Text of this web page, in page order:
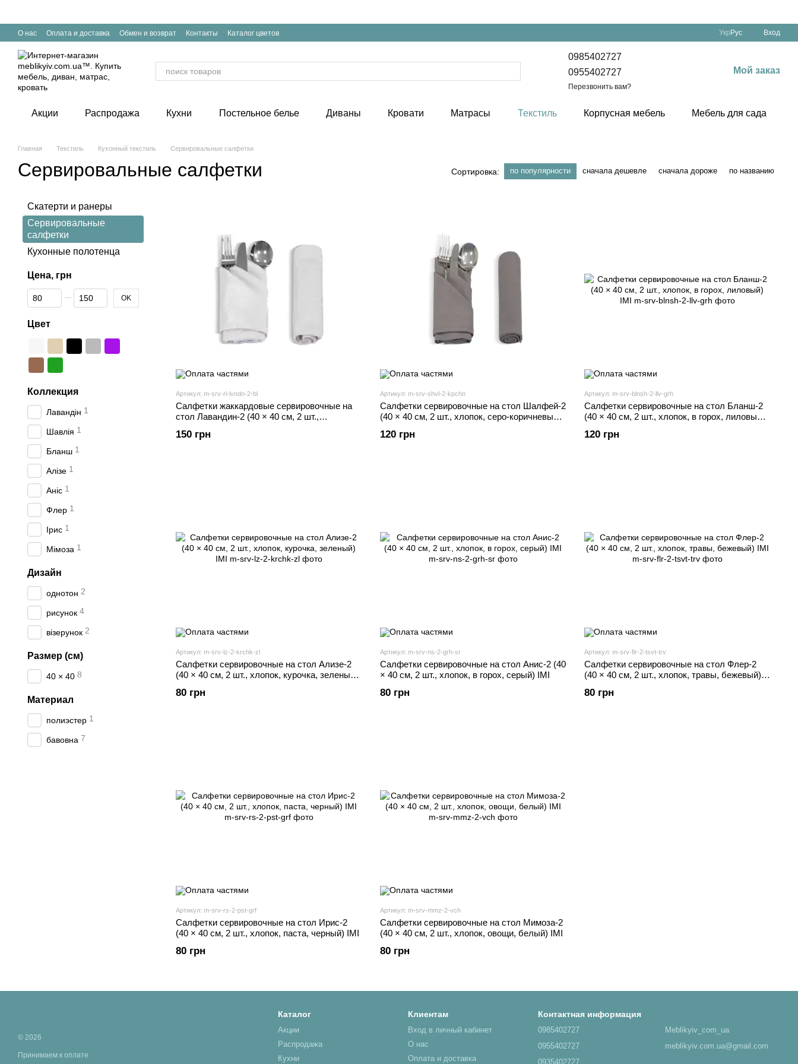
О нас Оплата и доставка Обмен и возврат Контакты Каталог цветов Укр Рус Вход
0985402727
0955402727
Перезвонить вам?
Мой заказ
Акции Распродажа Кухни Постельное белье Диваны Кровати Матрасы Текстиль Корпусная мебель Мебель для сада
Главная Текстиль Кухонный текстиль Сервировальные салфетки
Сервировальные салфетки Сортировка: по популярности сначала дешевле сначала дороже по названию
Артикул: m-srv-rl-lvndn-2-bl
Салфетки жаккардовые сервировочные на
стол Лавандин-2 (40 × 40 см, 2 шт.,
150 грн
Артикул: m-srv-shvl-2-kpchn
Салфетки сервировочные на стол Шалфей-2
(40 × 40 см, 2 шт., хлопок, серо-коричневый)
120 грн
Артикул: m-srv-blnsh-2-llv-grh
Салфетки сервировочные на стол Бланш-2
(40 × 40 см, 2 шт., хлопок, в горох, лиловый)
120 грн
Артикул: m-srv-lz-2-krchk-zl
Салфетки сервировочные на стол Ализе-2
(40 × 40 см, 2 шт., хлопок, курочка, зеленый)
80 грн
Артикул: m-srv-ns-2-grh-sr
Салфетки сервировочные на стол Анис-2 (40
× 40 см, 2 шт., хлопок, в горох, серый) IMI
80 грн
Артикул: m-srv-flr-2-tsvt-trv
Салфетки сервировочные на стол Флер-2
(40 × 40 см, 2 шт., хлопок, травы, бежевый)
80 грн
Артикул: m-srv-rs-2-pst-grf
Салфетки сервировочные на стол Ирис-2
(40 × 40 см, 2 шт., хлопок, паста, черный) IMI
80 грн
Артикул: m-srv-mmz-2-vch
Салфетки сервировочные на стол Мимоза-2
(40 × 40 см, 2 шт., хлопок, овощи, белый) IMI
80 грн
Скатерти и ранеры
Сервировальные
салфетки
Кухонные полотенца
Цена, грн
От Цена, грн
До Цена, грн OK
Цвет
Коллекция
Лавандін 1
Шавлія 1
Бланш 1
Алізе 1
Аніс 1
Флер 1
Ірис 1
Мімоза 1
Дизайн
однотон 2
рисунок 4
візерунок 2
Размер (см)
40 × 40 8
Материал
полиэстер 1
бавовна 7
© 2026
Принимаем к оплате
Каталог
Акции
Распродажа
Кухни
Клиентам
Вход в личный кабинет
О нас
Оплата и доставка
Контактная информация
0985402727
0955402727
0935402727
Meblikyiv_com_ua
meblikyiv.com.ua@gmail.com